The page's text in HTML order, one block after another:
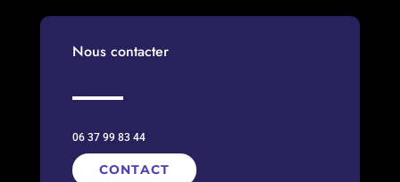
Nous contacter
06 37 99 83 44
CONTACT